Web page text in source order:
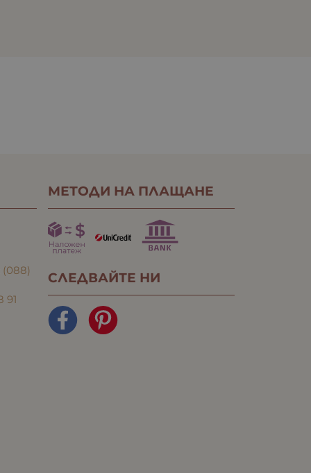
(088)
91
МЕТОДИ НА ПЛАЩАНЕ
СЛЕДВАЙТЕ НИ